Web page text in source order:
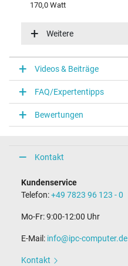
170,0 Watt
100-240V / 50-60Hz
Notebook Stecker
Steckertyp / -form
rund / 180° gerade
Steckerlänge (mm)
12,0 mm
7,4 mm / 5,0 mm
Maße
Länge / Breite / Höhe
Weitere
Videos & Beiträge
FAQ/Expertentipps
Bewertungen
Kontakt
Kundenservice
Telefon:+49 7823 96 123 - 0
Mo-Fr: 9:00-12:00 Uhr
E-Mail: info@ipc-computer.de
Kontakt